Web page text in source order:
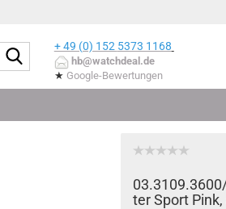
Suche...+ 49 (0) 152 5373 1168
hb@watchdeal.de
★ Google-Bewertungen
ter Sport